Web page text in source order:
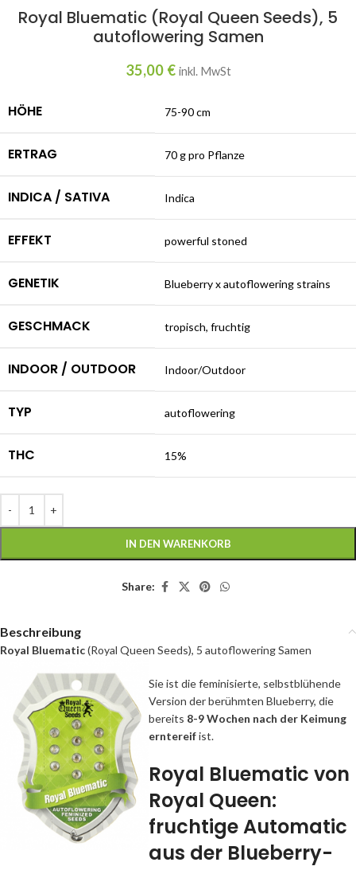
Royal Bluematic (Royal Queen Seeds), 5
autoflowering Samen
35,00 € inkl. MwSt
HÖHE 75-90 cm
ERTRAG 70 g pro Pflanze
INDICA / SATIVA Indica
EFFEKT powerful stoned
GENETIK Blueberry x autoflowering strains
GESCHMACK tropisch, fruchtig
INDOOR / OUTDOOR Indoor/Outdoor
TYP autoflowering
THC 15%
IN DEN WARENKORB
Share:
Beschreibung
Royal Bluematic(Royal Queen Seeds), 5 autoflowering Samen
Sie ist die feminisierte, selbstblühende
Version der berühmten Blueberry, die
bereits 8-9 Wochen nach der Keimung
erntereifist.
Royal Bluematic von
Royal Queen:
fruchtige Automatic
aus der Blueberry-